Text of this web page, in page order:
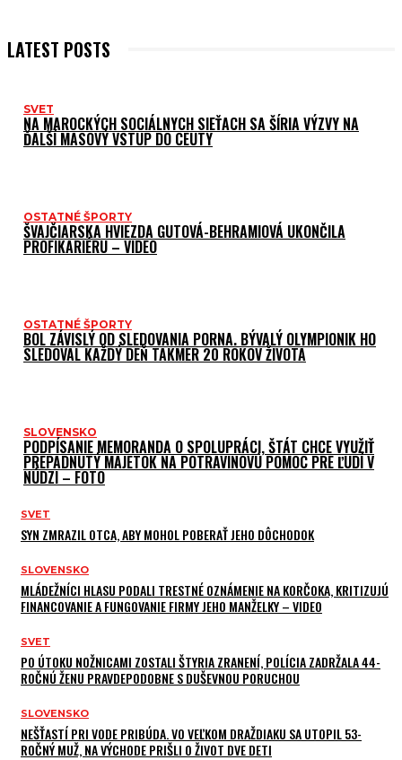
LATEST POSTS
SVET
NA MAROCKÝCH SOCIÁLNYCH SIEŤACH SA ŠÍRIA VÝZVY NA
ĎALŠÍ MASOVÝ VSTUP DO CEUTY
OSTATNÉ ŠPORTY
ŠVAJČIARSKA HVIEZDA GUTOVÁ-BEHRAMIOVÁ UKONČILA
PROFIKARIÉRU – VIDEO
OSTATNÉ ŠPORTY
BOL ZÁVISLÝ OD SLEDOVANIA PORNA. BÝVALÝ OLYMPIONIK HO
SLEDOVAL KAŽDÝ DEŇ TAKMER 20 ROKOV ŽIVOTA
SLOVENSKO
PODPÍSANIE MEMORANDA O SPOLUPRÁCI, ŠTÁT CHCE VYUŽIŤ
PREPADNUTÝ MAJETOK NA POTRAVINOVÚ POMOC PRE ĽUDÍ V
NÚDZI – FOTO
SVET
SYN ZMRAZIL OTCA, ABY MOHOL POBERAŤ JEHO DÔCHODOK
SLOVENSKO
MLÁDEŽNÍCI HLASU PODALI TRESTNÉ OZNÁMENIE NA KORČOKA, KRITIZUJÚ
FINANCOVANIE A FUNGOVANIE FIRMY JEHO MANŽELKY – VIDEO
SVET
PO ÚTOKU NOŽNICAMI ZOSTALI ŠTYRIA ZRANENÍ, POLÍCIA ZADRŽALA 44-
ROČNÚ ŽENU PRAVDEPODOBNE S DUŠEVNOU PORUCHOU
SLOVENSKO
NEŠŤASTÍ PRI VODE PRIBÚDA. VO VEĽKOM DRAŽDIAKU SA UTOPIL 53-
ROČNÝ MUŽ, NA VÝCHODE PRIŠLI O ŽIVOT DVE DETI